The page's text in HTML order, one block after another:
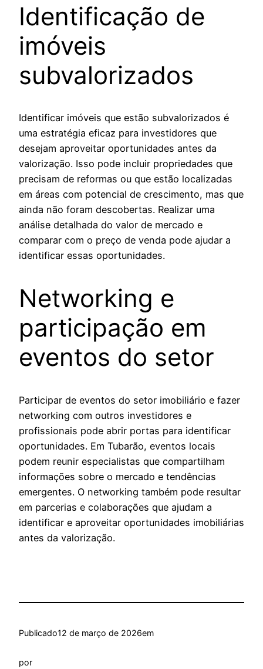
Identificação de
imóveis
subvalorizados
Identificar imóveis que estão subvalorizados é
uma estratégia eficaz para investidores que
desejam aproveitar oportunidades antes da
valorização. Isso pode incluir propriedades que
precisam de reformas ou que estão localizadas
em áreas com potencial de crescimento, mas que
ainda não foram descobertas. Realizar uma
análise detalhada do valor de mercado e
comparar com o preço de venda pode ajudar a
identificar essas oportunidades.
Networking e
participação em
eventos do setor
Participar de eventos do setor imobiliário e fazer
networking com outros investidores e
profissionais pode abrir portas para identificar
oportunidades. Em Tubarão, eventos locais
podem reunir especialistas que compartilham
informações sobre o mercado e tendências
emergentes. O networking também pode resultar
em parcerias e colaborações que ajudam a
identificar e aproveitar oportunidades imobiliárias
antes da valorização.
Publicado12 de março de 2026em
por